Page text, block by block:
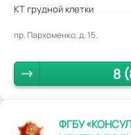
КТ грудной клетки
пр. Пархоменко, д. 15.
8
ФГБУ